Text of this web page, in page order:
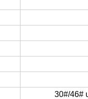
30#/46#